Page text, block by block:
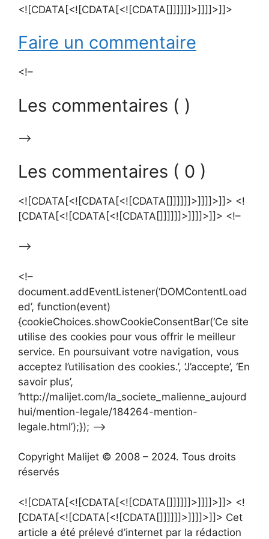
<![CDATA[<![CDATA[<![CDATA[]]]]]]>]]]]>]]>
Faire un commentaire
<!–
Les commentaires ( )
–>
Les commentaires ( 0 )
<![CDATA[<![CDATA[<![CDATA[]]]]]]>]]]]>]]> <!
[CDATA[<![CDATA[<![CDATA[]]]]]]>]]]]>]]> <!–
–>
<!–
document.addEventListener(‘DOMContentLoad
ed’, function(event)
{cookieChoices.showCookieConsentBar(‘Ce site
utilise des cookies pour vous offrir le meilleur
service. En poursuivant votre navigation, vous
acceptez l’utilisation des cookies.’, ‘J’accepte’, ‘En
savoir plus’,
‘http://malijet.com/la_societe_malienne_aujourd
hui/mention-legale/184264-mention-
legale.html’);}); –>
Copyright Malijet © 2008 – 2024. Tous droits
réservés
<![CDATA[<![CDATA[<![CDATA[]]]]]]>]]]]>]]> <!
[CDATA[<![CDATA[<![CDATA[]]]]]]>]]]]>]]> Cet
article a été prélevé d’internet par la rédaction